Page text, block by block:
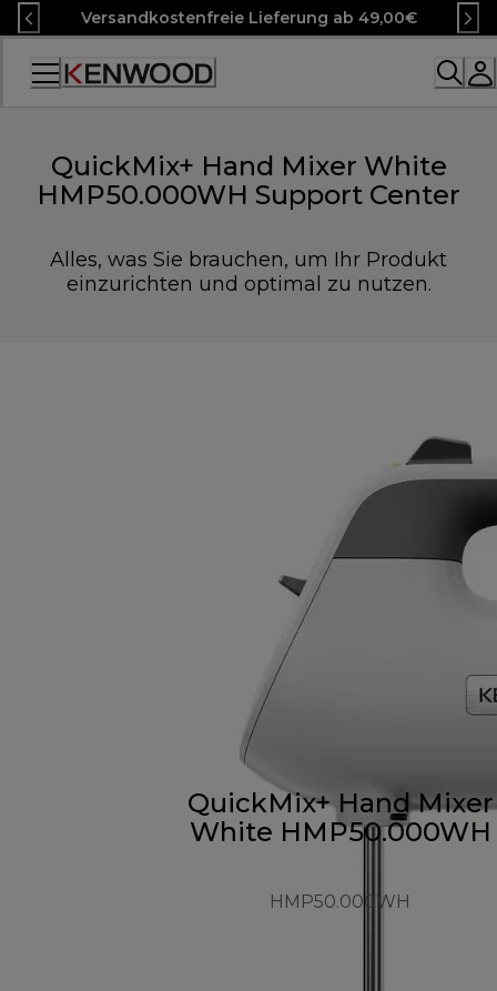
Skip
to
Content
Versandkostenfreie Lieferung ab 49,00€
Accessibility
QuickMix+ Hand Mixer White
HMP50.000WH Support Center
Alles, was Sie brauchen, um Ihr Produkt
einzurichten und optimal zu nutzen.
QuickMix+ Hand Mixer
White HMP50.000WH
HMP50.000WH